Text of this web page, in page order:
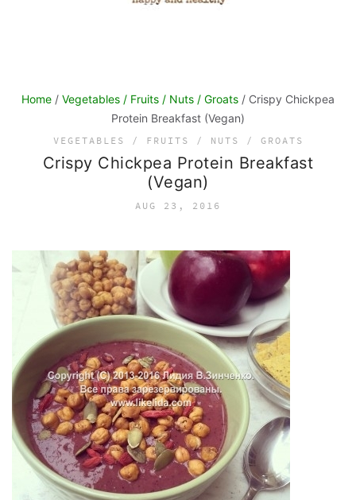
Home / Vegetables / Fruits / Nuts / Groats / Crispy Chickpea
Protein Breakfast (Vegan)
VEGETABLES / FRUITS / NUTS / GROATS
Crispy Chickpea Protein Breakfast
(Vegan)
AUG 23, 2016